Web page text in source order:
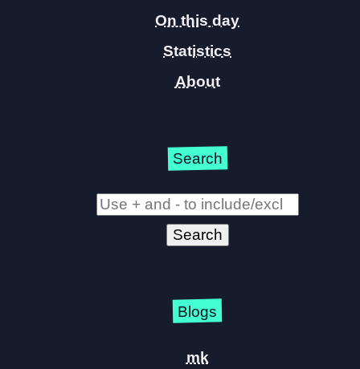
On this day
Statistics
About
Search
Blogs
mk